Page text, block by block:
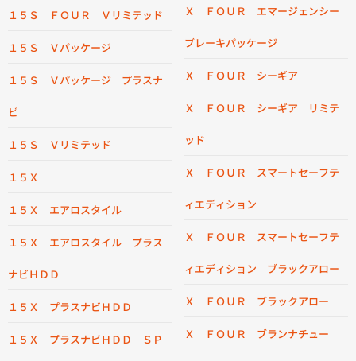
１５Ｓ ＦＯＵＲ Ｖリミテッド
１５Ｓ Ｖパッケージ
１５Ｓ Ｖパッケージ プラスナ
ビ
１５Ｓ Ｖリミテッド
１５Ｘ
１５Ｘ エアロスタイル
１５Ｘ エアロスタイル プラス
ナビＨＤＤ
１５Ｘ プラスナビＨＤＤ
１５Ｘ プラスナビＨＤＤ ＳＰ
Ｘ ＦＯＵＲ エマージェンシー
ブレーキパッケージ
Ｘ ＦＯＵＲ シーギア
Ｘ ＦＯＵＲ シーギア リミテ
ッド
Ｘ ＦＯＵＲ スマートセーフテ
ィエディション
Ｘ ＦＯＵＲ スマートセーフテ
ィエディション ブラックアロー
Ｘ ＦＯＵＲ ブラックアロー
Ｘ ＦＯＵＲ ブランナチュー